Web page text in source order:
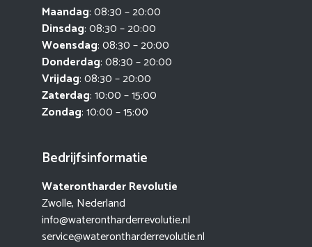
Maandag: 08:30 – 20:00
Dinsdag: 08:30 – 20:00
Woensdag: 08:30 – 20:00
Donderdag: 08:30 – 20:00
Vrijdag: 08:30 – 20:00
Zaterdag: 10:00 – 15:00
Zondag: 10:00 – 15:00
Bedrijfsinformatie
Waterontharder Revolutie
Zwolle, Nederland
info@waterontharderrevolutie.nl
service@waterontharderrevolutie.nl